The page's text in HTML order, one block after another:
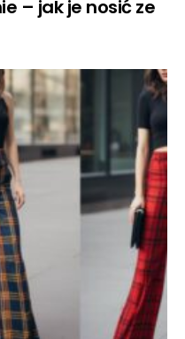
– jak je nosić ze